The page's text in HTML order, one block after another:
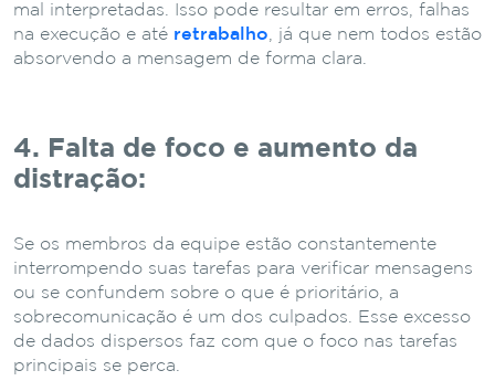
mal interpretadas. Isso pode resultar em erros, falhas
na execução e até retrabalho , já que nem todos estão
absorvendo a mensagem de forma clara.
4. Falta de foco e aumento da
distração:
Se os membros da equipe estão constantemente
interrompendo suas tarefas para verificar mensagens
ou se confundem sobre o que é prioritário, a
sobrecomunicação é um dos culpados. Esse excesso
de dados dispersos faz com que o foco nas tarefas
principais se perca.